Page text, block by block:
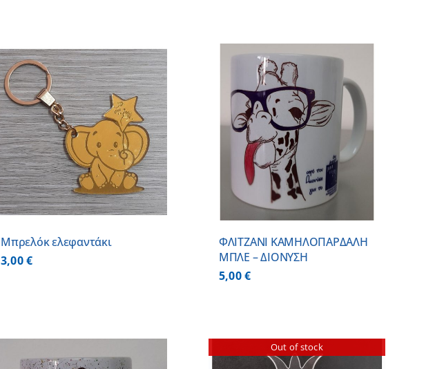
Μπρελόκ ελεφαντάκι
3,00€
ΠΡΟΣΘΗΚΗ ΣΤΟ ΚΑΛΑΘΙ
ΛΕΠΤΟΜΕΡΕΙΕΣ
ΦΛΙΤΖΑΝΙ ΚΑΜΗΛΟΠΑΡΔΑΛΗ
ΜΠΛΕ – ΔΙΟΝΥΣΗ
5,00€
Out of stock